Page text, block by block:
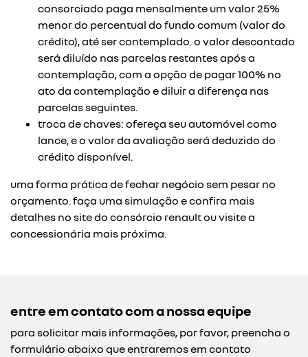
consorciado paga mensalmente um valor 25%
menor do percentual do fundo comum (valor do
crédito), até ser contemplado. o valor descontado
será diluído nas parcelas restantes após a
contemplação, com a opção de pagar 100% no
ato da contemplação e diluir a diferença nas
parcelas seguintes.
troca de chaves: ofereça seu automóvel como
lance, e o valor da avaliação será deduzido do
crédito disponível.
uma forma prática de fechar negócio sem pesar no
orçamento. faça uma simulação e confira mais
detalhes no site do consórcio renault ou visite a
concessionária mais próxima.
entre em contato com a nossa equipe
para solicitar mais informações, por favor, preencha o
formulário abaixo que entraremos em contato